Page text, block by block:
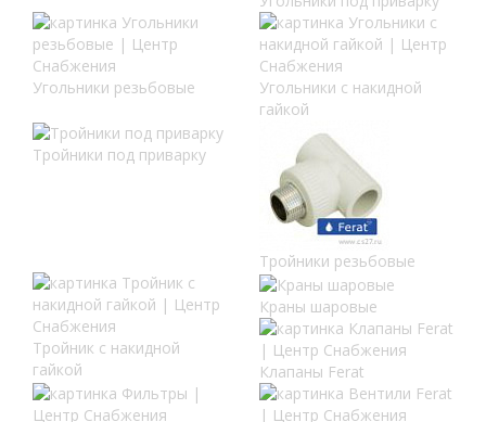
Угольники резьбовые
Угольники с накидной
гайкой
Тройники под приварку
Тройники резьбовые
Тройник с накидной
гайкой
Краны шаровые
Клапаны Ferat